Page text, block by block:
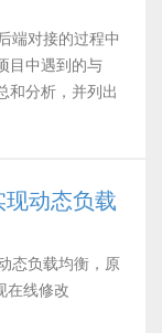
端对接的过程中
目中遇到的与
和分析，并列出
动态负载
态负载均衡，原
在线修改